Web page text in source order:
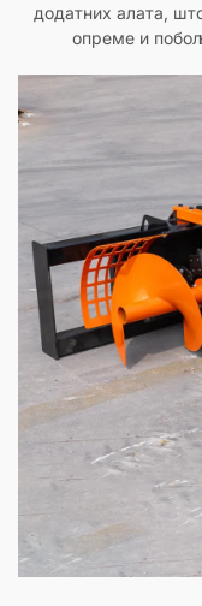
додатних алата,
опреме и